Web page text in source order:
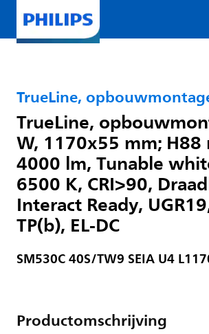
TrueLine,
TrueLine,
W, 1170x55 mm; H88
4000 lm, Tunable
6500 K, CRI>90,
Interact Ready,
TP(b), EL-DC
SM530C 40S/TW9 SEIA U4
Productomschrijving